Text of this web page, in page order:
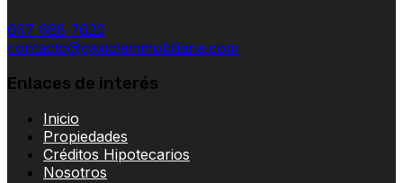
667 688 7620
contacto@gaxiolainmobiliaria.com
Enlaces de interés
Inicio
Propiedades
Créditos Hipotecarios
Nosotros